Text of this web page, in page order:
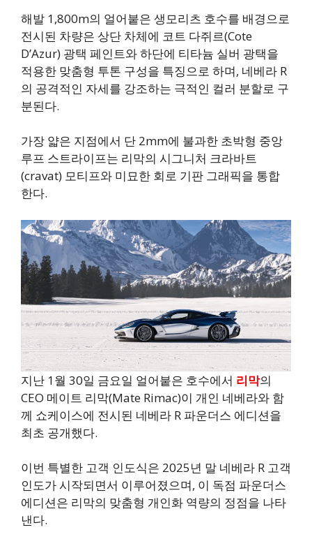
해발 1,800m의 얼어붙은 생모리츠 호수를 배경으로
전시된 차량은 상단 차체에 코트 다쥐르(Cote
D’Azur) 광택 페인트와 하단에 티타늄 실버 광택을
적용한 맞춤형 투톤 구성을 특징으로 하며, 네베라 R
의 공격적인 자세를 강조하는 극적인 컬러 분할로 구
분된다.
가장 얇은 지점에서 단 2mm에 불과한 초박형 중앙
루프 스트라이프는 리막의 시그니처 크라바트
(cravat) 모티프와 미묘한 회로 기판 그래픽을 통합
한다.
지난 1월 30일 금요일 얼어붙은 호수에서 리막의
CEO 메이트 리막(Mate Rimac)이 개인 네베라와 함
께 쇼케이스에 전시된 네베라 R 파운더스 에디션을
최초 공개했다.
이번 특별한 고객 인도식은 2025년 말 네베라 R 고객
인도가 시작되면서 이루어졌으며, 이 독점 파운더스
에디션은 리막의 맞춤형 개인화 역량의 정점을 나타
낸다.